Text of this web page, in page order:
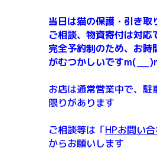
当日は猫の保護・引き取
ご相談、物資寄付は対応
完全予約制のため、お時
がむつかしいです
お店は通常営業中で、駐
限りがあります
ご相談等は「HPお問い
からお願いします